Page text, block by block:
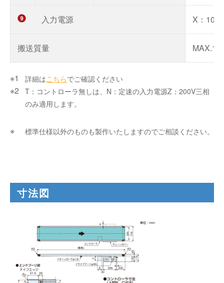
入力電源 X：
搬送質量
詳細はこちらでご確認ください
T：コントローラ無しは、N：定速の入力電源Z：200V三相
のみ適用します。
標準仕様以外のものも製作いたしますのでご相談ください。
寸法図